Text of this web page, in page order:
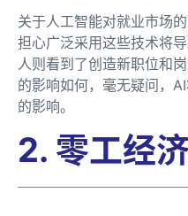
关于人工智能对就业市场
担心广泛采用这些技术将
人则看到了创造新职位和
的影响如何，毫无疑问，
的影响。
2. 零工经